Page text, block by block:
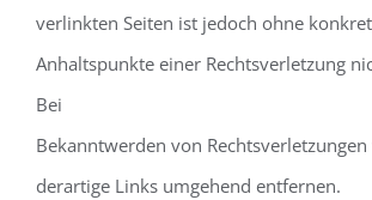
verlinkten Seiten ist jedoch ohne
Anhaltspunkte einer Rechtsverletzung
Bei
Bekanntwerden von
derartige Links umgehend entfernen.